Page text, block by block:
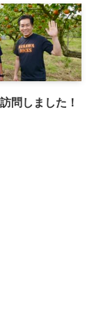
問しました！